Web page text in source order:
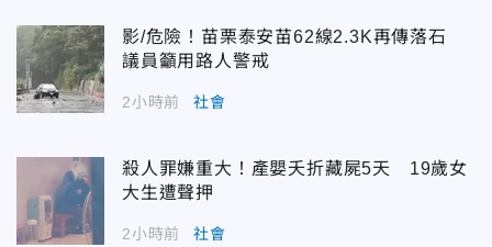
影/危險！苗栗泰安苗62線2.3K再傳落石
議員籲用路人警戒
2小時前 社會
殺人罪嫌重大！產嬰夭折藏屍5天 19歲女
大生遭聲押
2小時前 社會